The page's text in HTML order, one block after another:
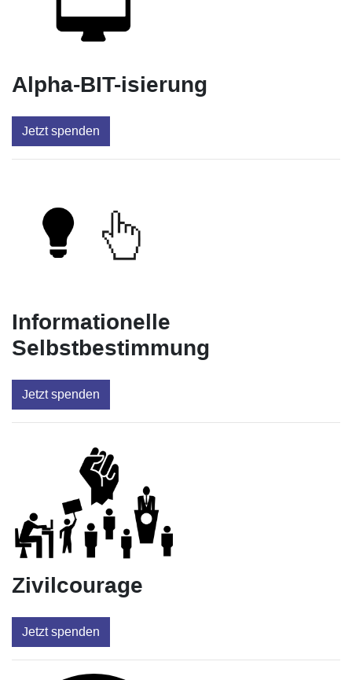
Alpha-BIT-isierung
Jetzt spenden
Informationelle
Selbstbestimmung
Jetzt spenden
Zivilcourage
Jetzt spenden